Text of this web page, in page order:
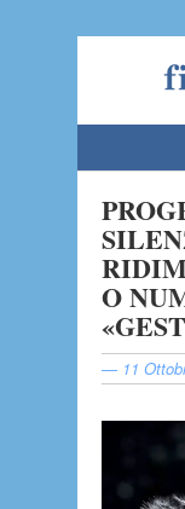
O
— 11